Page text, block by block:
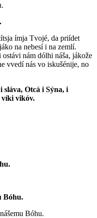
ímja Tvojé, da priídet
na nebesí i na zemlí.
nám dólhi náša, jákože
vvedí nás vo iskušénije, no
sláva, Otcá i Sýna, i
víki vikóv.
Bóhu.
Bóhu.